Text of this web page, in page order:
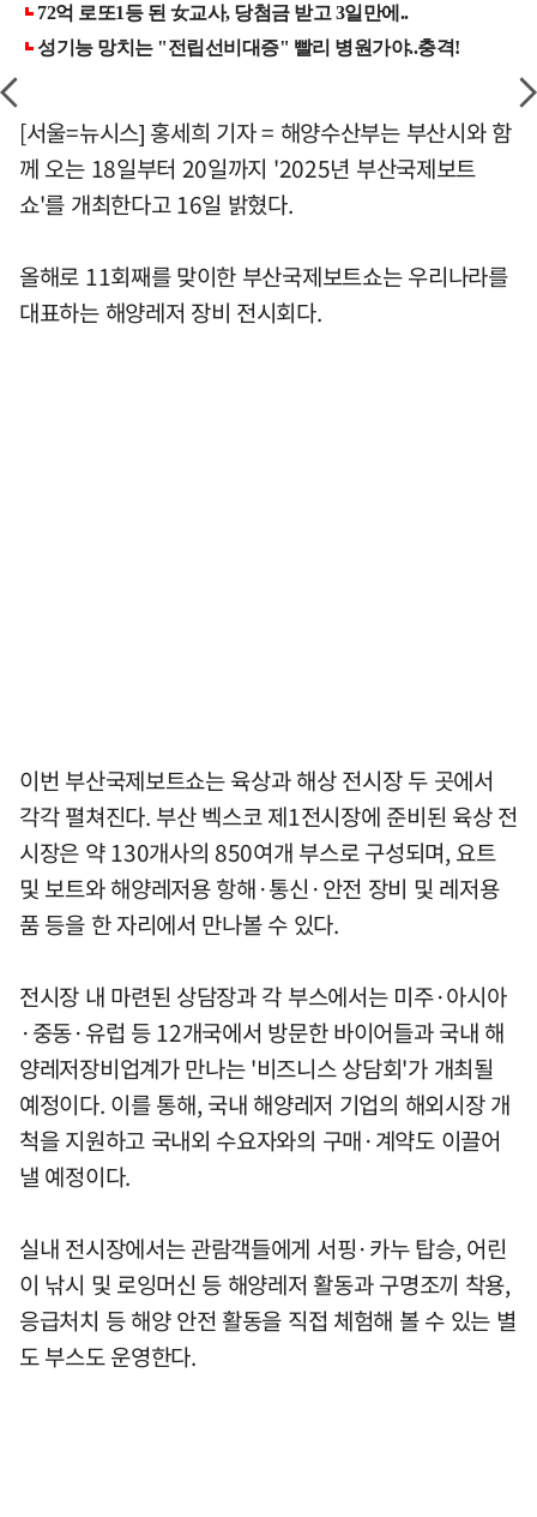
[서울=뉴시스] 홍세희 기자 = 해양수산부는 부산시와 함
께 오는 18일부터 20일까지 '2025년 부산국제보트
쇼'를 개최한다고 16일 밝혔다.
올해로 11회째를 맞이한 부산국제보트쇼는 우리나라를
대표하는 해양레저 장비 전시회다.
이번 부산국제보트쇼는 육상과 해상 전시장 두 곳에서
각각 펼쳐진다. 부산 벡스코 제1전시장에 준비된 육상 전
시장은 약 130개사의 850여개 부스로 구성되며, 요트
및 보트와 해양레저용 항해·통신·안전 장비 및 레저용
품 등을 한 자리에서 만나볼 수 있다.
전시장 내 마련된 상담장과 각 부스에서는 미주·아시아
·중동·유럽 등 12개국에서 방문한 바이어들과 국내 해
양레저장비업계가 만나는 '비즈니스 상담회'가 개최될
예정이다. 이를 통해, 국내 해양레저 기업의 해외시장 개
척을 지원하고 국내외 수요자와의 구매·계약도 이끌어
낼 예정이다.
실내 전시장에서는 관람객들에게 서핑·카누 탑승, 어린
이 낚시 및 로잉머신 등 해양레저 활동과 구명조끼 착용,
응급처치 등 해양 안전 활동을 직접 체험해 볼 수 있는 별
도 부스도 운영한다.